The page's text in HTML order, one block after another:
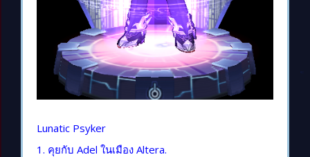
Lunatic Psyker
1. คุยกับ Adel ในเมือง Altera.